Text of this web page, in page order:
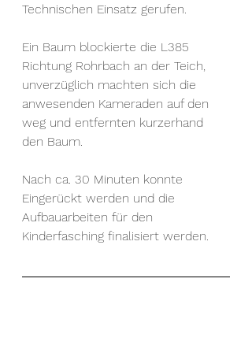
Technischen Einsatz gerufen.
Ein Baum blockierte die L385
Richtung Rohrbach an der Teich,
unverzüglich machten sich die
anwesenden Kameraden auf den
weg und entfernten kurzerhand
den Baum.
Nach ca. 30 Minuten konnte
Eingerückt werden und die
Aufbauarbeiten für den
Kinderfasching finalisiert werden.